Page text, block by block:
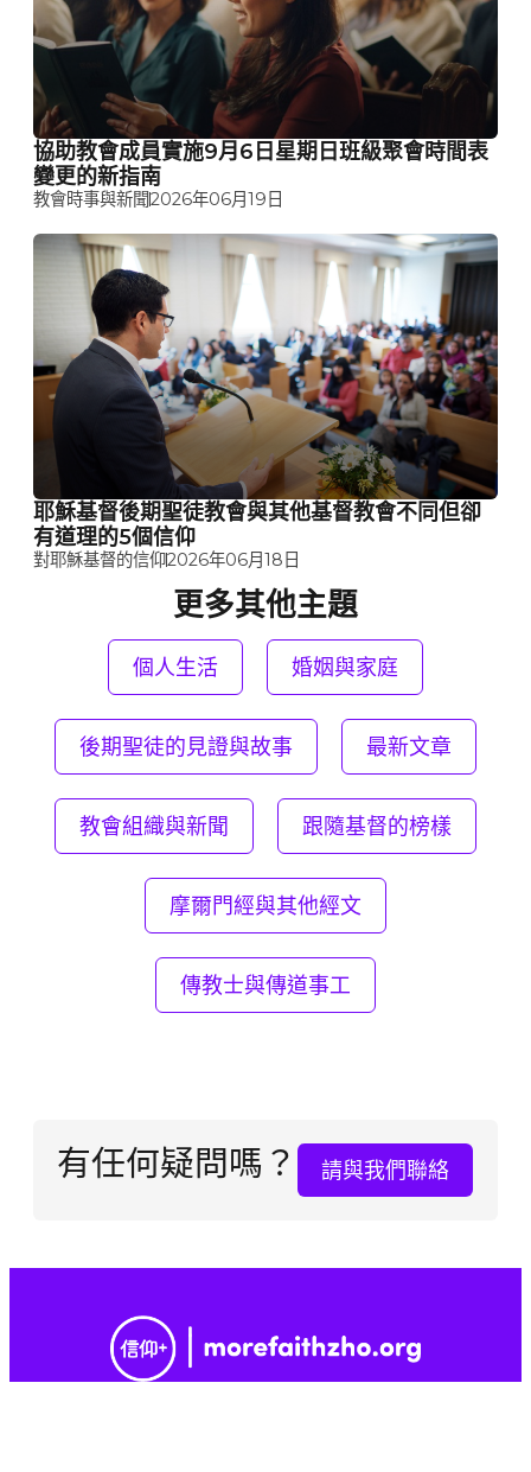
協助教會成員實施9月6日星期日班級聚會時間表
變更的新指南
教會時事與新聞2026年06月19日
耶穌基督後期聖徒教會與其他基督教會不同但卻
有道理的5個信仰
對耶穌基督的信仰2026年06月18日
更多其他主題
個人生活 婚姻與家庭
後期聖徒的見證與故事 最新文章
教會組織與新聞 跟隨基督的榜樣
摩爾門經與其他經文
傳教士與傳道事工
有任何疑問嗎？ 請與我們聯絡